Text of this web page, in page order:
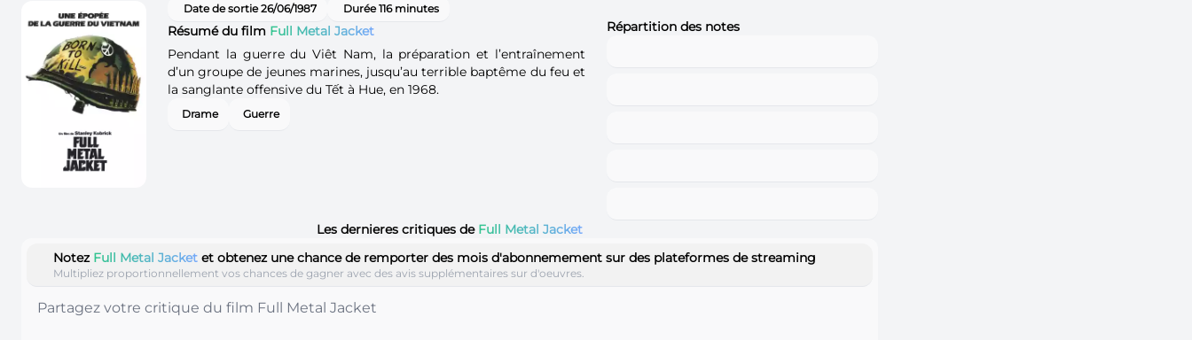
Date de sortie 26/06/1987 Durée 116 minutes
Résumé du film Full Metal Jacket
Pendant la guerre du Viêt Nam, la préparation et l’entraînement
d’un groupe de jeunes marines, jusqu’au terrible baptême du feu et
la sanglante offensive du Tết à Hue, en 1968.
Drame Guerre
Répartition des notes
Les dernieres critiques de Full Metal Jacket
Notez Full Metal Jacket et obtenez une chance de remporter des mois d'abonnemement sur des plateformes de streaming
Multipliez proportionnellement vos chances de gagner avec des avis supplémentaires sur d'oeuvres.